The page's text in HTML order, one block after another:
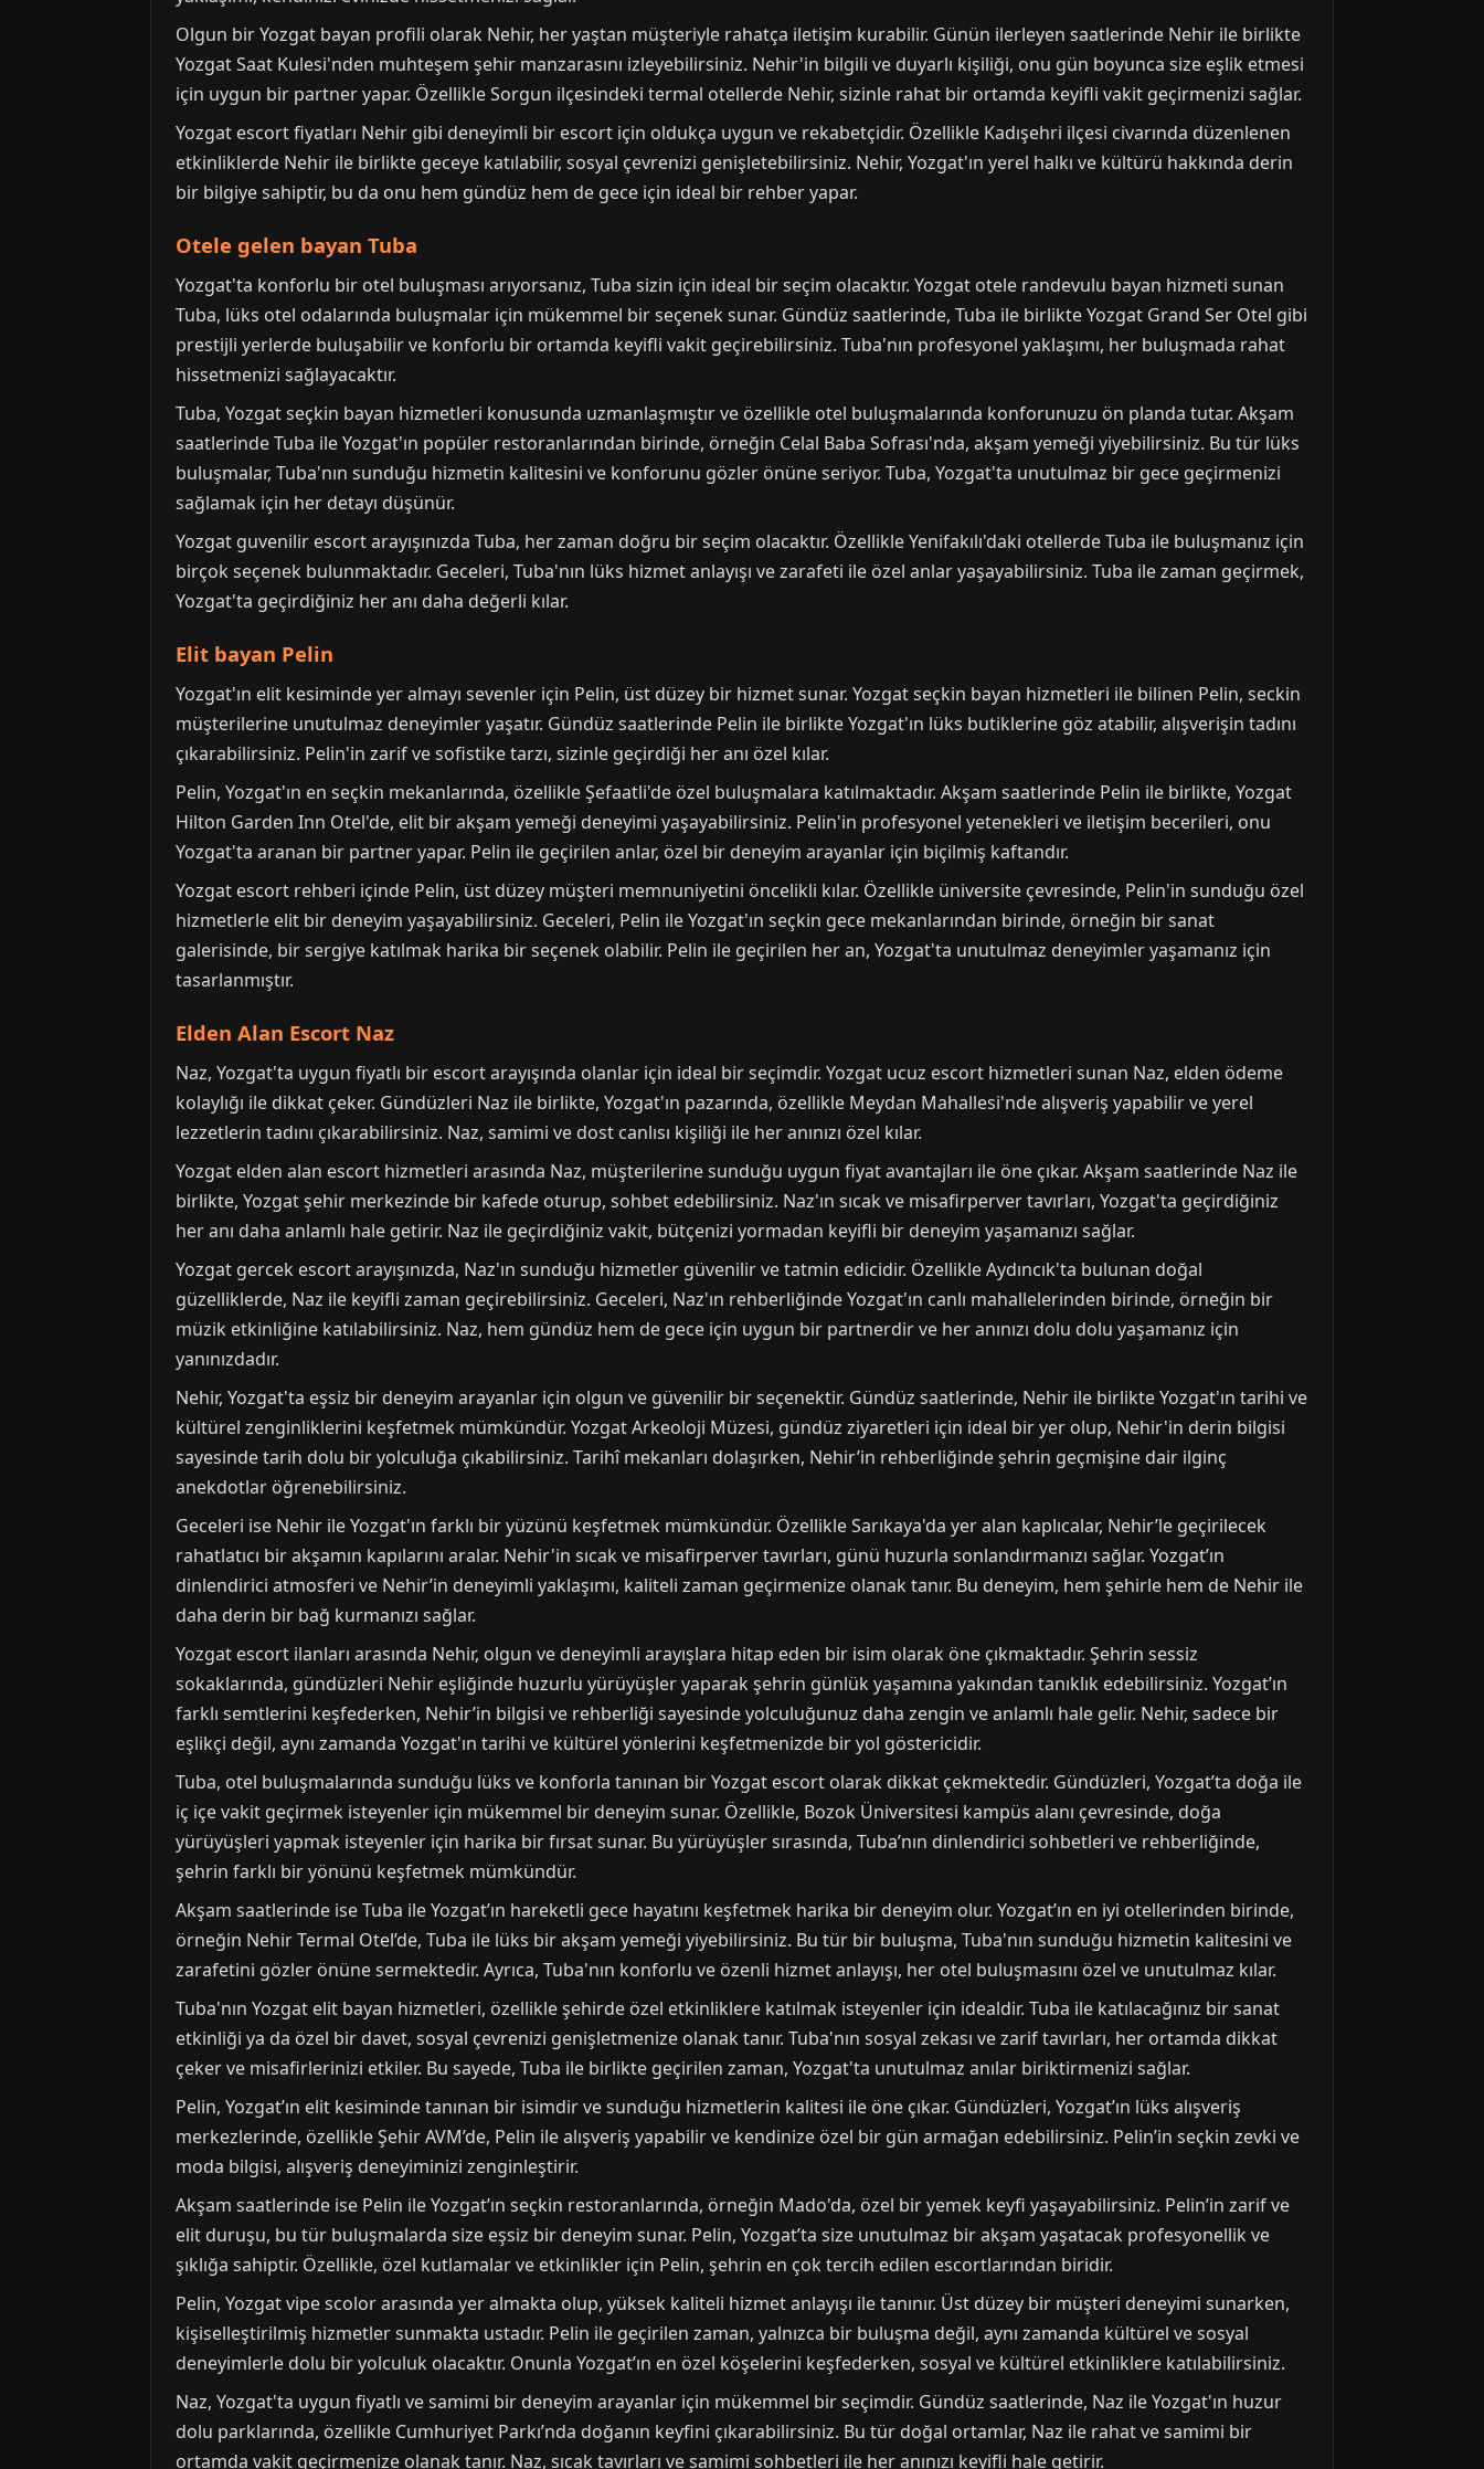
Olgun bir Yozgat bayan profili olarak Nehir, her yaştan müşteriyle rahatça iletişim kurabilir. Günün ilerleyen saatlerinde Nehir ile birlikte
Yozgat Saat Kulesi'nden muhteşem şehir manzarasını izleyebilirsiniz. Nehir'in bilgili ve duyarlı kişiliği, onu gün boyunca size eşlik etmesi
için uygun bir partner yapar. Özellikle Sorgun ilçesindeki termal otellerde Nehir, sizinle rahat bir ortamda keyifli vakit geçirmenizi sağlar.
Yozgat escort fiyatları Nehir gibi deneyimli bir escort için oldukça uygun ve rekabetçidir. Özellikle Kadışehri ilçesi civarında düzenlenen
etkinliklerde Nehir ile birlikte geceye katılabilir, sosyal çevrenizi genişletebilirsiniz. Nehir, Yozgat'ın yerel halkı ve kültürü hakkında derin
bir bilgiye sahiptir, bu da onu hem gündüz hem de gece için ideal bir rehber yapar.
Otele gelen bayan Tuba
Yozgat'ta konforlu bir otel buluşması arıyorsanız, Tuba sizin için ideal bir seçim olacaktır. Yozgat otele randevulu bayan hizmeti sunan
Tuba, lüks otel odalarında buluşmalar için mükemmel bir seçenek sunar. Gündüz saatlerinde, Tuba ile birlikte Yozgat Grand Ser Otel gibi
prestijli yerlerde buluşabilir ve konforlu bir ortamda keyifli vakit geçirebilirsiniz. Tuba'nın profesyonel yaklaşımı, her buluşmada rahat
hissetmenizi sağlayacaktır.
Tuba, Yozgat seçkin bayan hizmetleri konusunda uzmanlaşmıştır ve özellikle otel buluşmalarında konforunuzu ön planda tutar. Akşam
saatlerinde Tuba ile Yozgat'ın popüler restoranlarından birinde, örneğin Celal Baba Sofrası'nda, akşam yemeği yiyebilirsiniz. Bu tür lüks
buluşmalar, Tuba'nın sunduğu hizmetin kalitesini ve konforunu gözler önüne seriyor. Tuba, Yozgat'ta unutulmaz bir gece geçirmenizi
sağlamak için her detayı düşünür.
Yozgat guvenilir escort arayışınızda Tuba, her zaman doğru bir seçim olacaktır. Özellikle Yenifakılı'daki otellerde Tuba ile buluşmanız için
birçok seçenek bulunmaktadır. Geceleri, Tuba'nın lüks hizmet anlayışı ve zarafeti ile özel anlar yaşayabilirsiniz. Tuba ile zaman geçirmek,
Yozgat'ta geçirdiğiniz her anı daha değerli kılar.
Elit bayan Pelin
Yozgat'ın elit kesiminde yer almayı sevenler için Pelin, üst düzey bir hizmet sunar. Yozgat seçkin bayan hizmetleri ile bilinen Pelin, seckin
müşterilerine unutulmaz deneyimler yaşatır. Gündüz saatlerinde Pelin ile birlikte Yozgat'ın lüks butiklerine göz atabilir, alışverişin tadını
çıkarabilirsiniz. Pelin'in zarif ve sofistike tarzı, sizinle geçirdiği her anı özel kılar.
Pelin, Yozgat'ın en seçkin mekanlarında, özellikle Şefaatli'de özel buluşmalara katılmaktadır. Akşam saatlerinde Pelin ile birlikte, Yozgat
Hilton Garden Inn Otel'de, elit bir akşam yemeği deneyimi yaşayabilirsiniz. Pelin'in profesyonel yetenekleri ve iletişim becerileri, onu
Yozgat'ta aranan bir partner yapar. Pelin ile geçirilen anlar, özel bir deneyim arayanlar için biçilmiş kaftandır.
Yozgat escort rehberi içinde Pelin, üst düzey müşteri memnuniyetini öncelikli kılar. Özellikle üniversite çevresinde, Pelin'in sunduğu özel
hizmetlerle elit bir deneyim yaşayabilirsiniz. Geceleri, Pelin ile Yozgat'ın seçkin gece mekanlarından birinde, örneğin bir sanat
galerisinde, bir sergiye katılmak harika bir seçenek olabilir. Pelin ile geçirilen her an, Yozgat'ta unutulmaz deneyimler yaşamanız için
tasarlanmıştır.
Elden Alan Escort Naz
Naz, Yozgat'ta uygun fiyatlı bir escort arayışında olanlar için ideal bir seçimdir. Yozgat ucuz escort hizmetleri sunan Naz, elden ödeme
kolaylığı ile dikkat çeker. Gündüzleri Naz ile birlikte, Yozgat'ın pazarında, özellikle Meydan Mahallesi'nde alışveriş yapabilir ve yerel
lezzetlerin tadını çıkarabilirsiniz. Naz, samimi ve dost canlısı kişiliği ile her anınızı özel kılar.
Yozgat elden alan escort hizmetleri arasında Naz, müşterilerine sunduğu uygun fiyat avantajları ile öne çıkar. Akşam saatlerinde Naz ile
birlikte, Yozgat şehir merkezinde bir kafede oturup, sohbet edebilirsiniz. Naz'ın sıcak ve misafirperver tavırları, Yozgat'ta geçirdiğiniz
her anı daha anlamlı hale getirir. Naz ile geçirdiğiniz vakit, bütçenizi yormadan keyifli bir deneyim yaşamanızı sağlar.
Yozgat gercek escort arayışınızda, Naz'ın sunduğu hizmetler güvenilir ve tatmin edicidir. Özellikle Aydıncık'ta bulunan doğal
güzelliklerde, Naz ile keyifli zaman geçirebilirsiniz. Geceleri, Naz'ın rehberliğinde Yozgat'ın canlı mahallelerinden birinde, örneğin bir
müzik etkinliğine katılabilirsiniz. Naz, hem gündüz hem de gece için uygun bir partnerdir ve her anınızı dolu dolu yaşamanız için
yanınızdadır.
Nehir, Yozgat'ta eşsiz bir deneyim arayanlar için olgun ve güvenilir bir seçenektir. Gündüz saatlerinde, Nehir ile birlikte Yozgat'ın tarihi ve
kültürel zenginliklerini keşfetmek mümkündür. Yozgat Arkeoloji Müzesi, gündüz ziyaretleri için ideal bir yer olup, Nehir'in derin bilgisi
sayesinde tarih dolu bir yolculuğa çıkabilirsiniz. Tarihî mekanları dolaşırken, Nehir’in rehberliğinde şehrin geçmişine dair ilginç
anekdotlar öğrenebilirsiniz.
Geceleri ise Nehir ile Yozgat'ın farklı bir yüzünü keşfetmek mümkündür. Özellikle Sarıkaya'da yer alan kaplıcalar, Nehir’le geçirilecek
rahatlatıcı bir akşamın kapılarını aralar. Nehir'in sıcak ve misafirperver tavırları, günü huzurla sonlandırmanızı sağlar. Yozgat’ın
dinlendirici atmosferi ve Nehir’in deneyimli yaklaşımı, kaliteli zaman geçirmenize olanak tanır. Bu deneyim, hem şehirle hem de Nehir ile
daha derin bir bağ kurmanızı sağlar.
Yozgat escort ilanları arasında Nehir, olgun ve deneyimli arayışlara hitap eden bir isim olarak öne çıkmaktadır. Şehrin sessiz
sokaklarında, gündüzleri Nehir eşliğinde huzurlu yürüyüşler yaparak şehrin günlük yaşamına yakından tanıklık edebilirsiniz. Yozgat’ın
farklı semtlerini keşfederken, Nehir’in bilgisi ve rehberliği sayesinde yolculuğunuz daha zengin ve anlamlı hale gelir. Nehir, sadece bir
eşlikçi değil, aynı zamanda Yozgat'ın tarihi ve kültürel yönlerini keşfetmenizde bir yol göstericidir.
Tuba, otel buluşmalarında sunduğu lüks ve konforla tanınan bir Yozgat escort olarak dikkat çekmektedir. Gündüzleri, Yozgat’ta doğa ile
iç içe vakit geçirmek isteyenler için mükemmel bir deneyim sunar. Özellikle, Bozok Üniversitesi kampüs alanı çevresinde, doğa
yürüyüşleri yapmak isteyenler için harika bir fırsat sunar. Bu yürüyüşler sırasında, Tuba’nın dinlendirici sohbetleri ve rehberliğinde,
şehrin farklı bir yönünü keşfetmek mümkündür.
Akşam saatlerinde ise Tuba ile Yozgat’ın hareketli gece hayatını keşfetmek harika bir deneyim olur. Yozgat’ın en iyi otellerinden birinde,
örneğin Nehir Termal Otel’de, Tuba ile lüks bir akşam yemeği yiyebilirsiniz. Bu tür bir buluşma, Tuba'nın sunduğu hizmetin kalitesini ve
zarafetini gözler önüne sermektedir. Ayrıca, Tuba'nın konforlu ve özenli hizmet anlayışı, her otel buluşmasını özel ve unutulmaz kılar.
Tuba'nın Yozgat elit bayan hizmetleri, özellikle şehirde özel etkinliklere katılmak isteyenler için idealdir. Tuba ile katılacağınız bir sanat
etkinliği ya da özel bir davet, sosyal çevrenizi genişletmenize olanak tanır. Tuba'nın sosyal zekası ve zarif tavırları, her ortamda dikkat
çeker ve misafirlerinizi etkiler. Bu sayede, Tuba ile birlikte geçirilen zaman, Yozgat'ta unutulmaz anılar biriktirmenizi sağlar.
Pelin, Yozgat’ın elit kesiminde tanınan bir isimdir ve sunduğu hizmetlerin kalitesi ile öne çıkar. Gündüzleri, Yozgat’ın lüks alışveriş
merkezlerinde, özellikle Şehir AVM’de, Pelin ile alışveriş yapabilir ve kendinize özel bir gün armağan edebilirsiniz. Pelin’in seçkin zevki ve
moda bilgisi, alışveriş deneyiminizi zenginleştirir.
Akşam saatlerinde ise Pelin ile Yozgat’ın seçkin restoranlarında, örneğin Mado'da, özel bir yemek keyfi yaşayabilirsiniz. Pelin’in zarif ve
elit duruşu, bu tür buluşmalarda size eşsiz bir deneyim sunar. Pelin, Yozgat’ta size unutulmaz bir akşam yaşatacak profesyonellik ve
şıklığa sahiptir. Özellikle, özel kutlamalar ve etkinlikler için Pelin, şehrin en çok tercih edilen escortlarından biridir.
Pelin, Yozgat vipe scolor arasında yer almakta olup, yüksek kaliteli hizmet anlayışı ile tanınır. Üst düzey bir müşteri deneyimi sunarken,
kişiselleştirilmiş hizmetler sunmakta ustadır. Pelin ile geçirilen zaman, yalnızca bir buluşma değil, aynı zamanda kültürel ve sosyal
deneyimlerle dolu bir yolculuk olacaktır. Onunla Yozgat’ın en özel köşelerini keşfederken, sosyal ve kültürel etkinliklere katılabilirsiniz.
Naz, Yozgat'ta uygun fiyatlı ve samimi bir deneyim arayanlar için mükemmel bir seçimdir. Gündüz saatlerinde, Naz ile Yozgat'ın huzur
dolu parklarında, özellikle Cumhuriyet Parkı’nda doğanın keyfini çıkarabilirsiniz. Bu tür doğal ortamlar, Naz ile rahat ve samimi bir
ortamda vakit geçirmenize olanak tanır. Naz, sıcak tavırları ve samimi sohbetleri ile her anınızı keyifli hale getirir.